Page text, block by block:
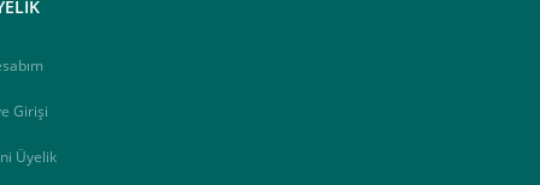
Girişi
Üyelik